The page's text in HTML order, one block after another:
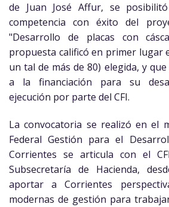
de Juan José Affur, se
competencia con éxito del
"Desarrollo de placas con
propuesta calificó en primer lugar
un tal de más de 80) elegida, y
a la financiación para su
ejecución por parte del CFI.
La convocatoria se realizó en el
Federal Gestión para el
Corrientes se articula con el
Subsecretaría de Hacienda,
aportar a Corrientes
modernas de gestión para